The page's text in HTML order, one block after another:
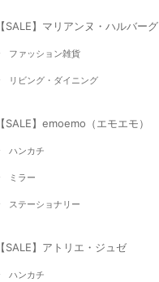
【SALE】マリアンヌ・ハルバーグ
ファッション雑貨
リビング・ダイニング
【SALE】emoemo（エモエモ）
ハンカチ
ミラー
ステーショナリー
【SALE】アトリエ・ジュゼ
ハンカチ